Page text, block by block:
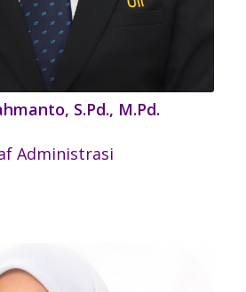
S.Pd., M.Pd.
Administrasi